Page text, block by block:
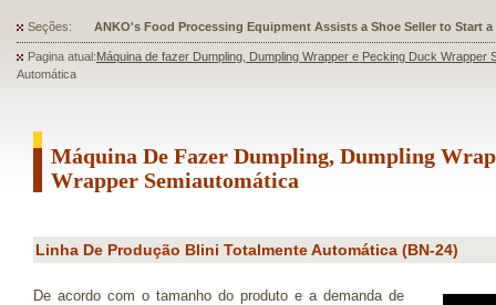
Seções: ANKO's Food Processing Equipment Assists a Shoe Seller to Start
Pagina atual:Máquina de fazer Dumpling, Dumpling Wrapper e Pecking Duck Wrapper
Automática
Máquina De Fazer Dumpling, Dumpling
Wrapper Semiautomática
Linha De Produção Blini Totalmente Automática (BN-24)
De acordo com o tamanho do produto e a demanda de